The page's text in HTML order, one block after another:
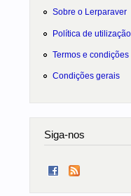
Sobre o Lerparaver
Política de
Termos e condições
Condições gerais
Siga-nos